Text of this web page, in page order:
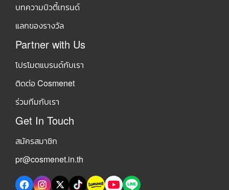
บทความบิวตี้เทรนด์
แลกของรางวัล
Partner with Us
โปรโมตแบรนด์กับเรา
ติดต่อ Cosmenet
ร่วมทีมกับเรา
Get In Touch
สมัครสมาชิก
pr@cosmenet.in.th